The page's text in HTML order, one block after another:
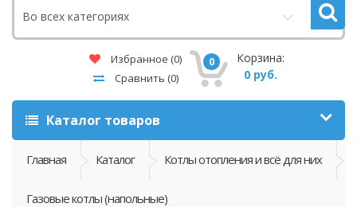
Во всех категориях
Избранное (0)
Сравнить (0)
0
Корзина:
0 руб.
Каталог товаров
Главная Каталог Котлы отопления и всё для них
Газовые котлы (напольные)